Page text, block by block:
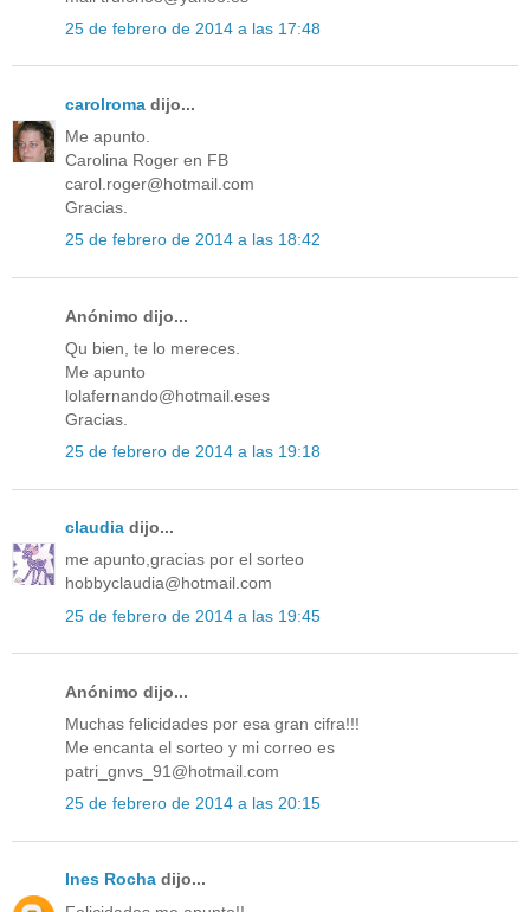
25 de febrero de 2014 a las 17:48
carolroma dijo...
Me apunto.
Carolina Roger en FB
carol.roger@hotmail.com
Gracias.
25 de febrero de 2014 a las 18:42
Anónimo dijo...
Qu bien, te lo mereces.
Me apunto
lolafernando@hotmail.eses
Gracias.
25 de febrero de 2014 a las 19:18
claudia dijo...
me apunto,gracias por el sorteo
hobbyclaudia@hotmail.com
25 de febrero de 2014 a las 19:45
Anónimo dijo...
Muchas felicidades por esa gran cifra!!!
Me encanta el sorteo y mi correo es
patri_gnvs_91@hotmail.com
25 de febrero de 2014 a las 20:15
Ines Rocha dijo...